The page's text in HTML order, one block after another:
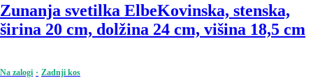
Zunanja svetilka ElbeKovinska, stenska,
širina 20 cm, dolžina 24 cm, višina 18,5 cm
Na zalogi Zadnji kos